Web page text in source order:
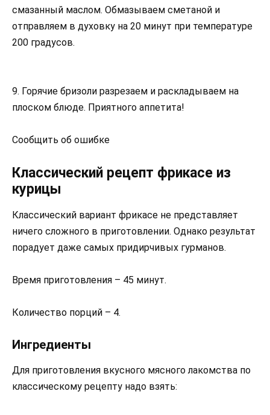
смазанный маслом. Обмазываем сметаной и
отправляем в духовку на 20 минут при температуре
200 градусов.
9. Горячие бризоли разрезаем и раскладываем на
плоском блюде. Приятного аппетита!
Сообщить об ошибке
Классический рецепт фрикасе из
курицы
Классический вариант фрикасе не представляет
ничего сложного в приготовлении. Однако результат
порадует даже самых придирчивых гурманов.
Время приготовления – 45 минут.
Количество порций – 4.
Ингредиенты
Для приготовления вкусного мясного лакомства по
классическому рецепту надо взять: